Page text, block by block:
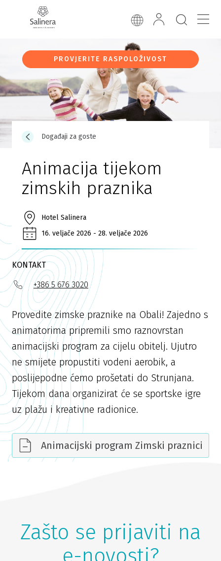
PROVJERITE RASPOLOŽIVOST
Događaji za goste
Animacija tijekom
zimskih praznika
Hotel Salinera
16. veljače 2026 - 28. veljače 2026
KONTAKT
+386 5 676 3020
Provedite zimske praznike na Obali! Zajedno s
animatorima pripremili smo raznovrstan
animacijski program za cijelu obitelj. Ujutro
ne smijete propustiti vodeni aerobik, a
poslijepodne ćemo prošetati do Strunjana.
Tijekom dana organizirat će se sportske igre
uz plažu i kreativne radionice.
Animacijski program Zimski praznici
Zašto se prijaviti na
e-novosti?